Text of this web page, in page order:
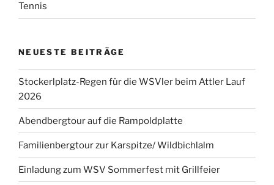
Tennis
NEUESTE BEITRÄGE
Stockerlplatz-Regen für die WSVler beim Attler Lauf
2026
Abendbergtour auf die Rampoldplatte
Familienbergtour zur Karspitze/ Wildbichlalm
Einladung zum WSV Sommerfest mit Grillfeier